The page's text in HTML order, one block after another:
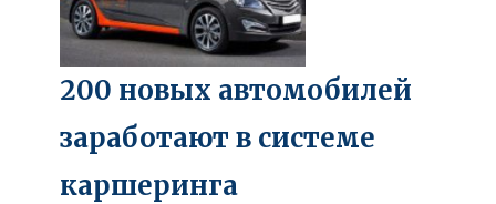
200 новых автомобилей
заработают в системе
каршеринга